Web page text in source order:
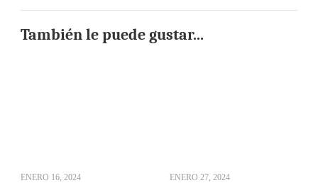
También le puede gustar...
ENERO 16, 2024 ENERO 27, 2024